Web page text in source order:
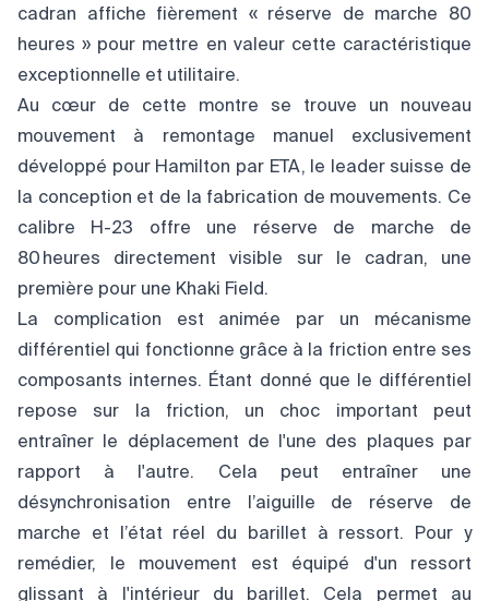
cadran affiche fièrement « réserve de marche 80
heures » pour mettre en valeur cette caractéristique
exceptionnelle et utilitaire.
Au cœur de cette montre se trouve un nouveau
mouvement à remontage manuel exclusivement
développé pour Hamilton par ETA, le leader suisse de
la conception et de la fabrication de mouvements. Ce
calibre H-23 offre une réserve de marche de
80 heures directement visible sur le cadran, une
première pour une Khaki Field.
La complication est animée par un mécanisme
différentiel qui fonctionne grâce à la friction entre ses
composants internes. Étant donné que le différentiel
repose sur la friction, un choc important peut
entraîner le déplacement de l'une des plaques par
rapport à l'autre. Cela peut entraîner une
désynchronisation entre l’aiguille de réserve de
marche et l’état réel du barillet à ressort. Pour y
remédier, le mouvement est équipé d'un ressort
glissant à l'intérieur du barillet. Cela permet au